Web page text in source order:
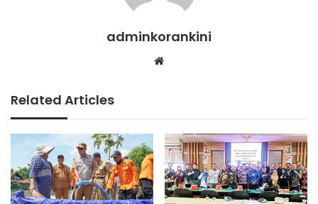
adminkorankini
Related Articles